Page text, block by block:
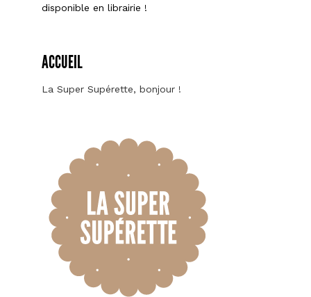
disponible en librairie !
ACCUEIL
La Super Supérette, bonjour !